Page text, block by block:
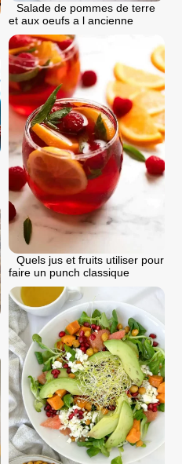
Salade de pommes de terre
et aux oeufs a l ancienne
Quels jus et fruits utiliser pour
faire un punch classique